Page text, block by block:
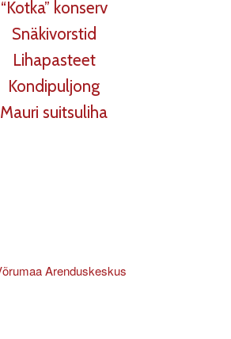
“Kotka” konserv
Snäkivorstid
Lihapasteet
Kondipuljong
Mauri suitsuliha